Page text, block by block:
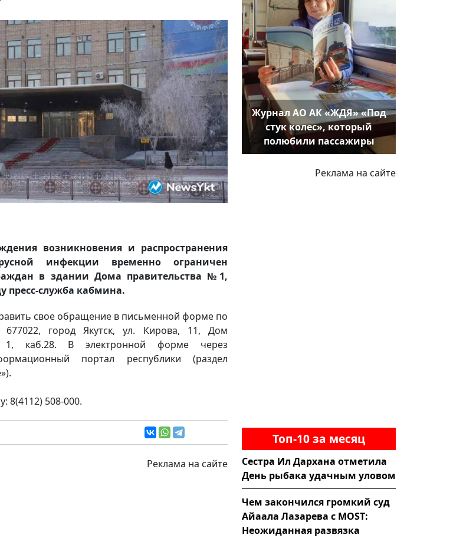
возникновения и распространения
инфекции временно ограничен
в здании Дома правительства №1,
пресс-служба кабмина.
свое обращение в письменной форме по
677022, город Якутск, ул. Кирова, 11, Дом
каб.28. В электронной форме через
портал республики (раздел
8(4112) 508-000.
Реклама на сайте
Журнал АО АК «ЖДЯ» «Под
стук колес», который
полюбили пассажиры
Реклама на сайте
Топ-10 за месяц
Сестра Ил Дархана отметила
День рыбака удачным уловом
Чем закончился громкий суд
Айаала Лазарева с MOST:
Неожиданная развязка